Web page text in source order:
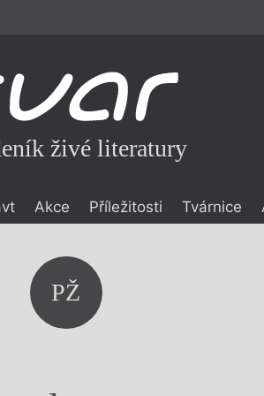
živé literatury
Akce Příležitosti Tvárnice
PŽ